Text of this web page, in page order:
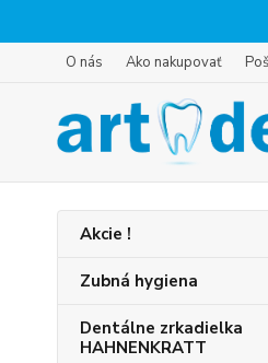
O nás Ako nakupovať
Akcie !
Zubná hygiena
Dentálne zrkadielka
HAHNENKRATT